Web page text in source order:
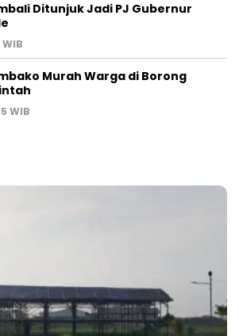
Ditunjuk Jadi PJ Gubernur
Murah Warga di Borong
WIB